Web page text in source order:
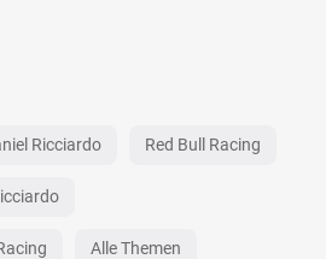
Ricciardo Red Bull Racing
Alle Themen